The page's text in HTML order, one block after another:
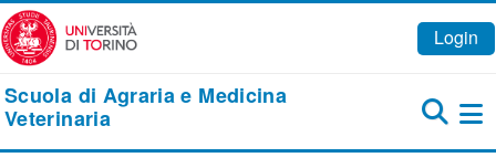
Vai al contenuto principale
Login
Scuola di Agraria e Medicina
Veterinaria